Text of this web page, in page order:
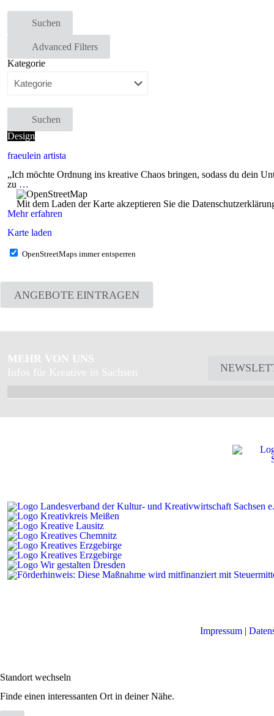
Suchen
Advanced Filters
Kategorie
Suchen
Design
fraeulein artista
„Ich möchte Ordnung ins kreative Chaos bringen, sodass du dein
zu …
Mit dem Laden der Karte akzeptieren Sie die
Mehr erfahren
Karte laden
OpenStreetMaps immer entsperren
ANGEBOTE EINTRAGEN
MEHR VON UNS
Infos für Kreative in Sachsen
Impressum |
Standort wechseln
Finde einen interessanten Ort in deiner Nähe.